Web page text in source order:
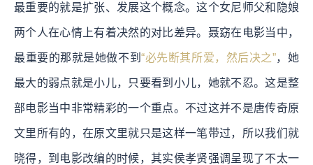
最重要的就是扩张、发展这个概念。这个女尼师父和隐娘
两个人在心情上有着决然的对比差异。聂窈在电影当中，
最重要的那就是她做不到“必先断其所爱，然后决之”，她
最大的弱点就是小儿，只要看到小儿，她就不忍。这是整
部电影当中非常精彩的一个重点。不过这并不是唐传奇原
文里所有的，在原文里就只是这样一笔带过，所以我们就
晓得，到电影改编的时候，其实侯孝贤强调呈现了不太一